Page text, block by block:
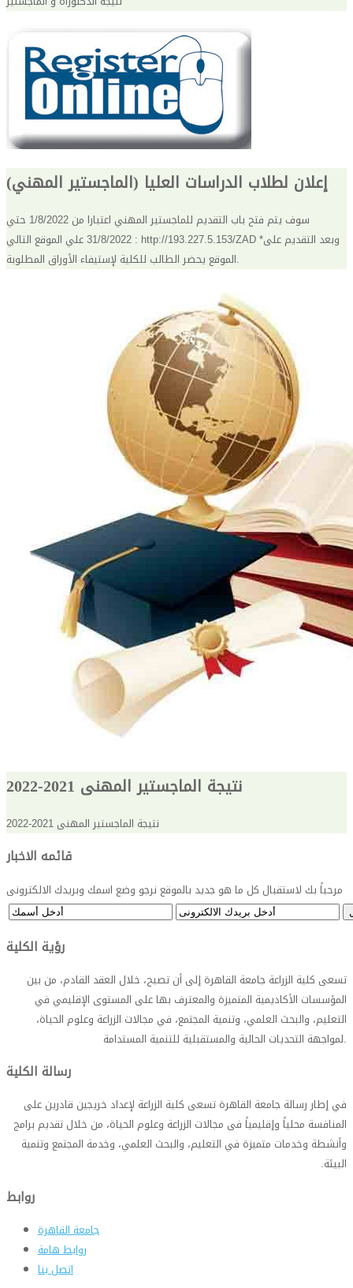
إعلان لطلاب الدراسات العليا (الماجستير المهني)
سوف يتم فتح باب التقديم للماجستير المهني اعتبارا من 1/8/2022 حتي
31/8/2022 علي الموقع التالي : http://193.227.5.153/ZAD *وبعد التقديم على
الموقع يحضر الطالب للكلية لإستيفاء الأوراق المطلوبة.
نتيجة الماجستير المهنى 2021-2022
نتيجة الماجستير المهنى 2021-2022
قائمه الاخبار
مرحباً بك لاستقبال كل ما هو جديد بالموقع نرجو وضع اسمك وبريدك الالكترونى
رؤية الكلية
تسعى كلية الزراعة جامعة القاهرة إلى أن تصبح، خلال العقد القادم، من بين
المؤسسات الأكاديمية المتميزة والمعترف بها على المستوى الإقليمي في
التعليم، والبحث العلمي، وتنمية المجتمع، في مجالات الزراعة وعلوم الحياة،
لمواجهة التحديات الحالية والمستقبلية للتنمية المستدامة.
في إطار رسالة جامعة القاهرة تسعى كلية الزراعة لإعداد خريجين قادرين على
المنافسة محلياً وإقليمياً فى مجالات الزراعة وعلوم الحياة، من خلال تقديم برامج
وأنشطة وخدمات متميزة في التعليم، والبحث العلمي، وخدمة المجتمع وتنمية
البيئة.
روابط
جامعة القاهرة
روابط هامة
اتصل بنا